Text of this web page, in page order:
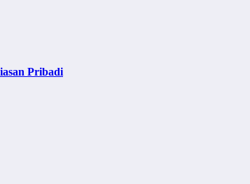
Pribadi